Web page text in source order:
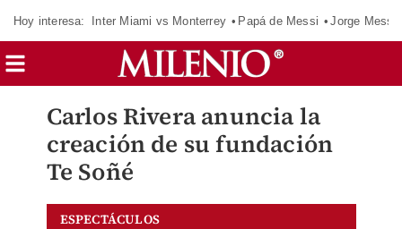
Hoy interesa: Inter Miami vs Monterrey Papá de Messi Jorge Messi
Carlos Rivera anuncia la
creación de su fundación
Te Soñé
ESPECTÁCULOS